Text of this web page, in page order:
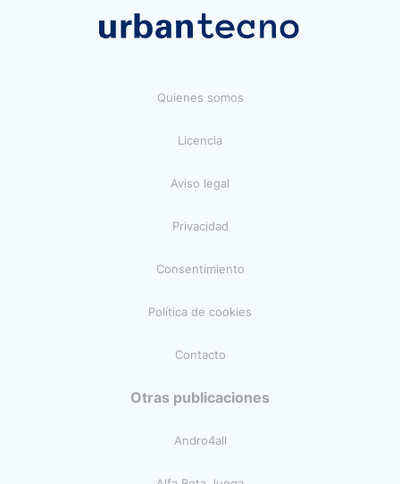
Quienes somos
Licencia
Aviso legal
Privacidad
Consentimiento
Política de cookies
Contacto
Otras publicaciones
Andro4all